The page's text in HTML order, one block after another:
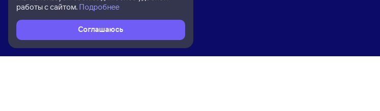
работы с сайтом. Подробнее
Соглашаюсь